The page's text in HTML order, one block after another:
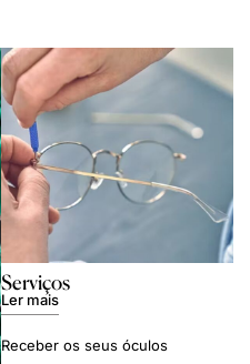
Serviços
Ler mais
Receber os seus óculos